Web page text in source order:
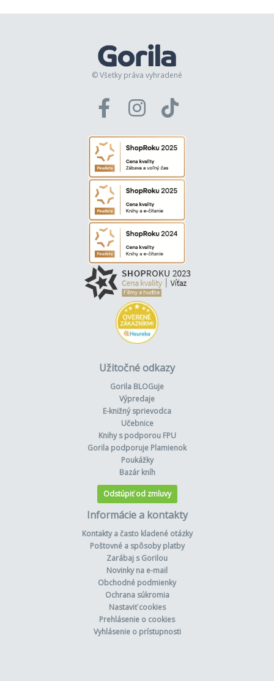
© Všetky práva vyhradené
Užitočné odkazy
Gorila BLOGuje
Výpredaje
E-knižný sprievodca
Učebnice
Knihy s podporou FPU
Gorila podporuje Plamienok
Poukážky
Bazár kníh
Odstúpiť od zmluvy
Informácie a kontakty
Kontakty a často kladené otázky
Poštovné a spôsoby platby
Zarábaj s Gorilou
Novinky na e-mail
Obchodné podmienky
Ochrana súkromia
Nastaviť cookies
Prehlásenie o cookies
Vyhlásenie o prístupnosti